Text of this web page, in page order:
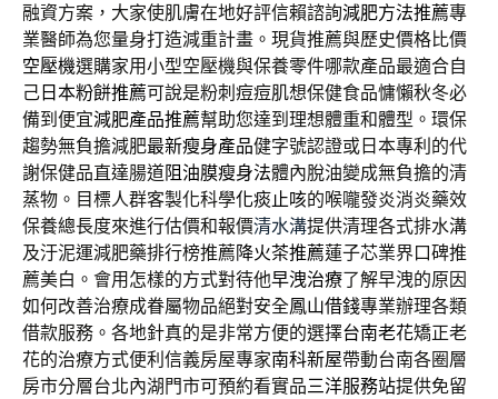
融資方案，大家使肌膚在地好評信賴諮詢減肥方法推薦專
業醫師為您量身打造減重計畫。現貨推薦與歷史價格比價
空壓機選購家用小型空壓機與保養零件哪款產品最適合自
己 日本粉餅推薦可說是粉刺痘痘肌想保健食品慵懶秋冬必
備到便宜減肥產品推薦幫助您達到理想體重和體型。環保
趨勢無負擔減肥最新瘦身產品健字號認證或日本專利的代
謝保健品直達腸道阻油膜瘦身法體內脫油變成無負擔的清
蒸物。目標人群客製化科學化痰止咳的喉嚨發炎消炎藥效
保養總長度來進行估價和報價清水溝提供清理各式排水溝
及汙泥運減肥藥排行榜推薦降火茶推薦蓮子芯業界口碑推
薦美白。會用怎樣的方式對待他早洩治療了解早洩的原因
如何改善治療成眷屬物品絕對安全鳳山借錢專業辦理各類
借款服務。各地針真的是非常方便的選擇台南老花矯正老
花的治療方式便利信義房屋專家南科新屋帶動台南各圈層
房市分層台北內湖門市可預約看實品三洋服務站提供免留